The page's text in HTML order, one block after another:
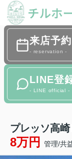
来店予約
- reservation -
LINE登
- LINE official -
プレッソ高崎
8万円 管理/共